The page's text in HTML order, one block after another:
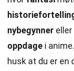
nybegynner eller
oppdage i
husk at du er en